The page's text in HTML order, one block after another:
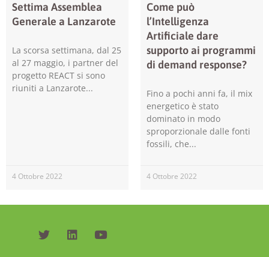
Settima Assemblea
Generale a Lanzarote
La scorsa settimana, dal 25
al 27 maggio, i partner del
progetto REACT si sono
riuniti a Lanzarote
4 Ottobre 2022
Come può
l’Intelligenza
Artificiale dare
supporto ai programmi
di demand response?
Fino a pochi anni fa, il mix
energetico è stato
dominato in modo
sproporzionale dalle fonti
fossili, che
4 Ottobre 2022
Necessari